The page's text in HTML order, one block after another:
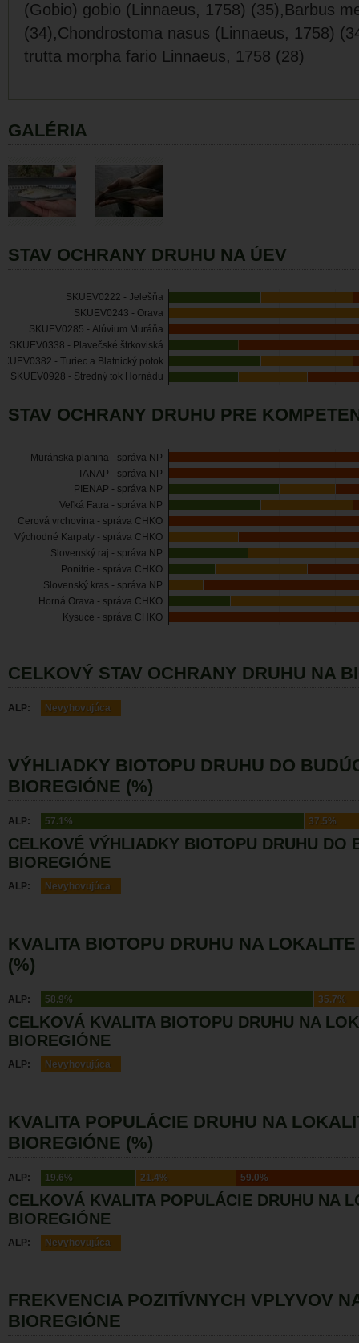
(Gobio) gobio (Linnaeus, 1758) (35),Barbus
(34),Chondrostoma nasus (Linnaeus, 1758)
trutta morpha fario Linnaeus, 1758 (28)
GALÉRIA
STAV OCHRANY DRUHU NA ÚEV
SKUEV0222 - Jelešňa
SKUEV0243 - Orava
SKUEV0285 - Alúvium Muráňa
SKUEV0338 - Plavečské štrkoviská
- Turiec a Blatnický potok
SKUEV0928 - Stredný tok Hornádu
STAV OCHRANY DRUHU PRE
Muránska planina - správa NP
TANAP - správa NP
PIENAP - správa NP
Veľká Fatra - správa NP
Cerová vrchovina - správa CHKO
Východné Karpaty - správa CHKO
Slovenský raj - správa NP
Ponitrie - správa CHKO
Slovenský kras - správa NP
Horná Orava - správa CHKO
Kysuce - správa CHKO
CELKOVÝ STAV OCHRANY DRUHU NA
ALP: Nevyhovujúca
VÝHLIADKY BIOTOPU DRUHU DO
BIOREGIÓNE (%)
ALP: 57.1% 37.5%
CELKOVÉ VÝHLIADKY BIOTOPU DRUHU DO
BIOREGIÓNE
ALP: Nevyhovujúca
KVALITA BIOTOPU DRUHU NA
(%)
ALP: 58.9% 35.7%
CELKOVÁ KVALITA BIOTOPU DRUHU NA
BIOREGIÓNE
ALP: Nevyhovujúca
KVALITA POPULÁCIE DRUHU NA
BIOREGIÓNE (%)
ALP: 19.6% 21.4% 59.0%
CELKOVÁ KVALITA POPULÁCIE DRUHU NA
BIOREGIÓNE
ALP: Nevyhovujúca
FREKVENCIA POZITÍVNYCH VPLYVOV
BIOREGIÓNE